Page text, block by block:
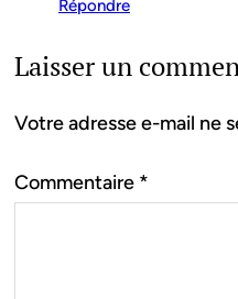
Répondre
Laisser un
Votre adresse e-mail ne
Commentaire *